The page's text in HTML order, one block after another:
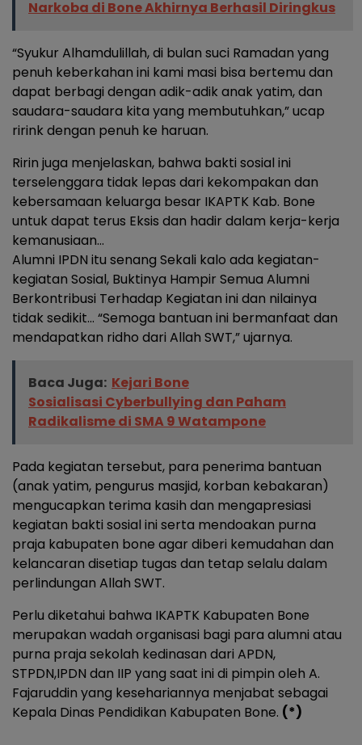
Narkoba di Bone Akhirnya Berhasil Diringkus
“Syukur Alhamdulillah, di bulan suci Ramadan yang
penuh keberkahan ini kami masi bisa bertemu dan
dapat berbagi dengan adik-adik anak yatim, dan
saudara-saudara kita yang membutuhkan,” ucap
rirink dengan penuh ke haruan.
Ririn juga menjelaskan, bahwa bakti sosial ini
terselenggara tidak lepas dari kekompakan dan
kebersamaan keluarga besar IKAPTK Kab. Bone
untuk dapat terus Eksis dan hadir dalam kerja-kerja
kemanusiaan…
Alumni IPDN itu senang Sekali kalo ada kegiatan-
kegiatan Sosial, Buktinya Hampir Semua Alumni
Berkontribusi Terhadap Kegiatan ini dan nilainya
tidak sedikit… “Semoga bantuan ini bermanfaat dan
mendapatkan ridho dari Allah SWT,” ujarnya.
Baca Juga: Kejari Bone
Sosialisasi Cyberbullying dan Paham
Radikalisme di SMA 9 Watampone
Pada kegiatan tersebut, para penerima bantuan
(anak yatim, pengurus masjid, korban kebakaran)
mengucapkan terima kasih dan mengapresiasi
kegiatan bakti sosial ini serta mendoakan purna
praja kabupaten bone agar diberi kemudahan dan
kelancaran disetiap tugas dan tetap selalu dalam
perlindungan Allah SWT.
Perlu diketahui bahwa IKAPTK Kabupaten Bone
merupakan wadah organisasi bagi para alumni atau
purna praja sekolah kedinasan dari APDN,
STPDN,IPDN dan IIP yang saat ini di pimpin oleh A.
Fajaruddin yang kesehariannya menjabat sebagai
Kepala Dinas Pendidikan Kabupaten Bone. (*)